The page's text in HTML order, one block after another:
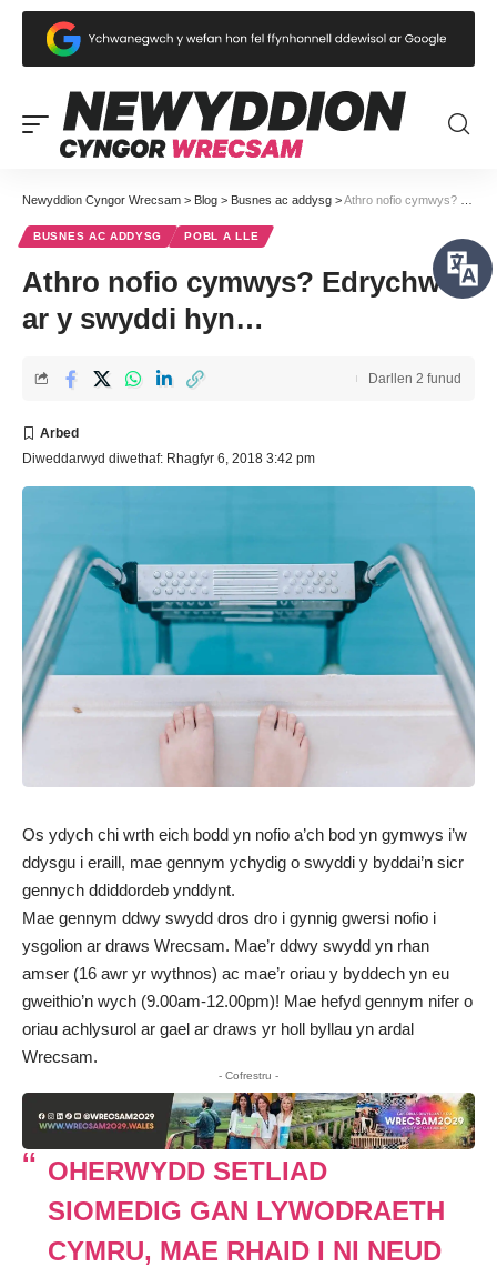
Newyddion Cyngor Wrecsam > Blog > Busnes ac addysg >Athro nofio cymwys? Edrychwch ar y swyddi hyn…
BUSNES AC ADDYSG POBL A LLE
Athro nofio cymwys? Edrychwch
ar y swyddi hyn…
Diweddarwyd diwethaf: Rhagfyr 6, 2018 3:42 pm
Darllen 2 funud
Os ydych chi wrth eich bodd yn nofio a’ch bod yn gymwys i’w
ddysgu i eraill, mae gennym ychydig o swyddi y byddai’n sicr
gennych ddiddordeb ynddynt.
Mae gennym ddwy swydd dros dro i gynnig gwersi nofio i
ysgolion ar draws Wrecsam. Mae’r ddwy swydd yn rhan
amser (16 awr yr wythnos) ac mae’r oriau y byddech yn eu
gweithio’n wych (9.00am-12.00pm)! Mae hefyd gennym nifer o
oriau achlysurol ar gael ar draws yr holl byllau yn ardal
Wrecsam.
- Cofrestru -
OHERWYDD SETLIAD
SIOMEDIG GAN LYWODRAETH
CYMRU, MAE RHAID I NI NEUD